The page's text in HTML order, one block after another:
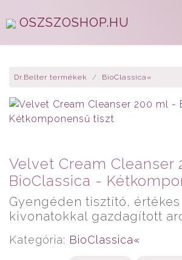
OSZSZOSHOP.HU
Dr.Belter termékek BioClassica«
Velvet Cream Cleanser
BioClassica -
Gyengéden tisztító,
kivonatokkal gazdagított
Kategória: BioClassica«